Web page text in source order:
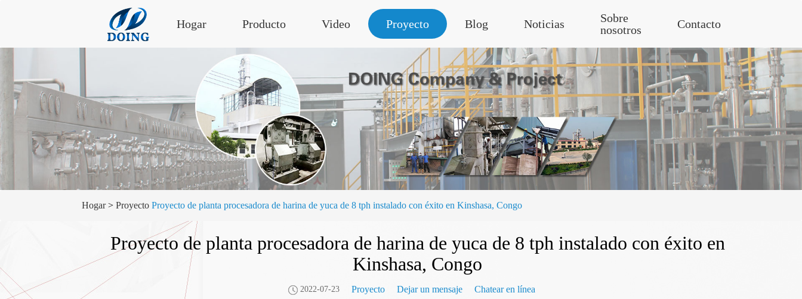
Hogar Producto Video Proyecto Blog Noticias
Sobre
nosotros
Contacto
Hogar> Proyecto Proyecto de planta procesadora de harina de yuca de 8 tph instalado con éxito en Kinshasa, Congo
Proyecto de planta procesadora de harina de yuca de 8 tph instalado con éxito en
Kinshasa, Congo
2022-07-23 Proyecto Dejar un mensaje Chatear en línea